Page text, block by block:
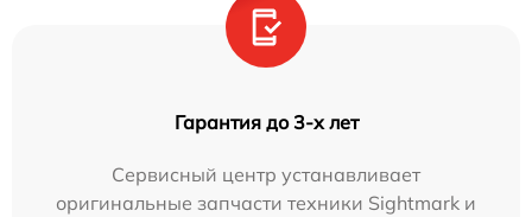
Гарантия до 3-х лет
Сервисный центр устанавливает
оригинальные запчасти техники Sightmark и